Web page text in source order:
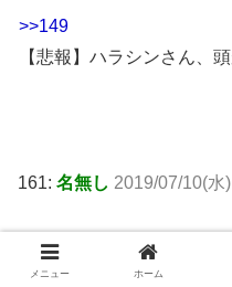
>>149
【悲報】ハラシンさん、
161: 名無し 2019/07/10(水
>>150
野球ルールすらしらなさ
メニュー ホーム